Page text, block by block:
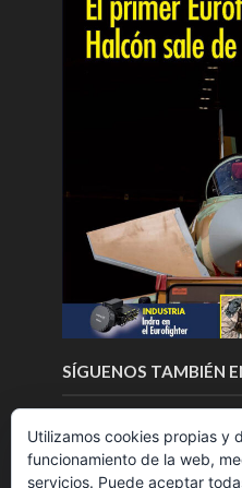
SÍGUENOS TAMBIÉN
Utilizamos cookies propias y
funcionamiento de la web,
servicios. Puede aceptar